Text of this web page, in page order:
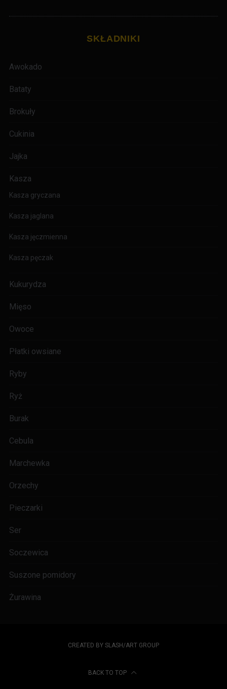
SKŁADNIKI
Awokado
Bataty
Brokuły
Cukinia
Jajka
Kasza
Kasza gryczana
Kasza jaglana
Kasza jęczmienna
Kasza pęczak
Kukurydza
Mięso
Owoce
Płatki owsiane
Ryby
Ryż
Burak
Cebula
Marchewka
Orzechy
Pieczarki
Ser
Soczewica
Suszone pomidory
Żurawina
CREATED BY SLASH/ART GROUP
BACK TO TOP